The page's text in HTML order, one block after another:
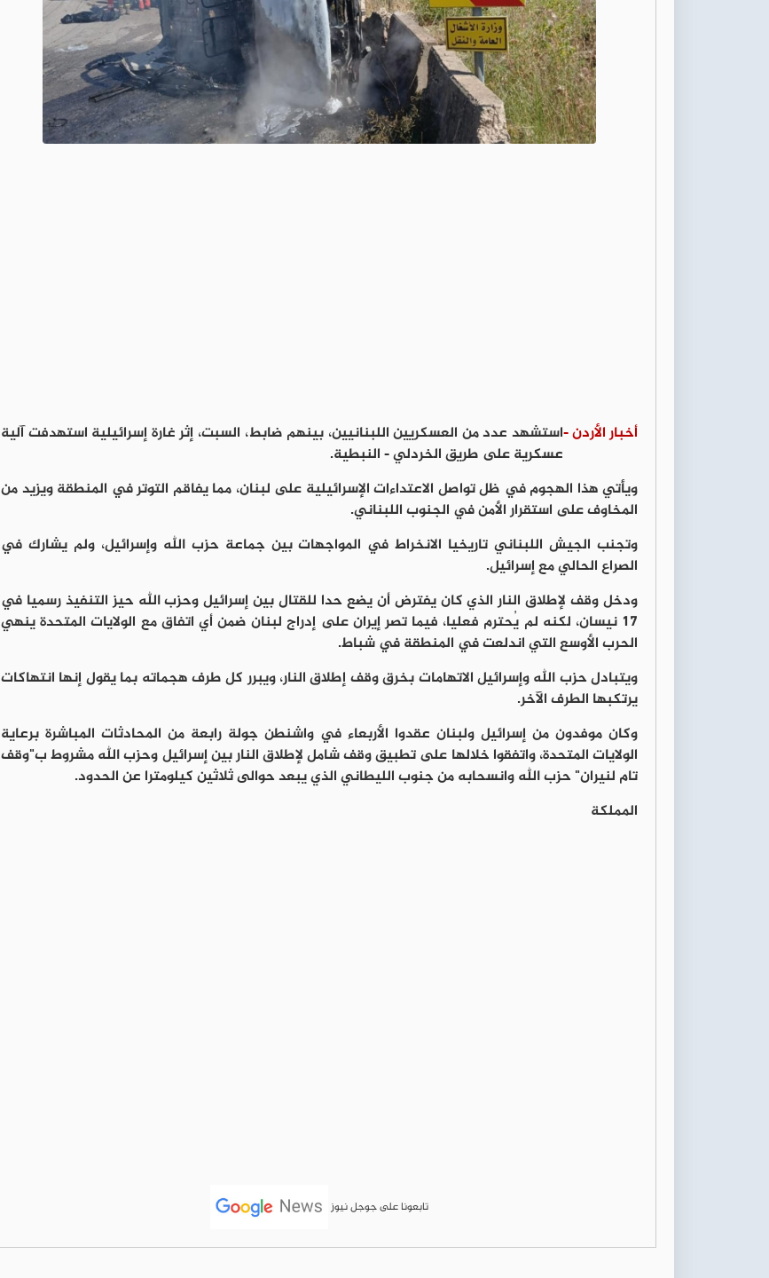
أخبار الأردن -استشهد عدد من العسكريين اللبنانيين، بينهم ضابط، السبت، إثر غارة إسرائيلية استهدفت آلية
عسكرية على طريق الخردلي - النبطية.
ويأتي هذا الهجوم في ظل تواصل الاعتداءات الإسرائيلية على لبنان، مما يفاقم التوتر في المنطقة ويزيد من
المخاوف على استقرار الأمن في الجنوب اللبناني.
وتجنب الجيش اللبناني تاريخيا الانخراط في المواجهات بين جماعة حزب الله وإسرائيل، ولم يشارك في
الصراع الحالي مع إسرائيل.
ودخل وقف لإطلاق النار الذي كان يفترض أن يضع حدا للقتال بين إسرائيل وحزب الله حيز التنفيذ رسميا في
17 نيسان، لكنه لم يُحترم فعليا، فيما تصر إيران على إدراج لبنان ضمن أي اتفاق مع الولايات المتحدة ينهي
الحرب الأوسع التي اندلعت في المنطقة في شباط.
ويتبادل حزب الله وإسرائيل الاتهامات بخرق وقف إطلاق النار، ويبرر كل طرف هجماته بما يقول إنها انتهاكات
يرتكبها الطرف الآخر.
وكان موفدون من إسرائيل ولبنان عقدوا الأربعاء في واشنطن جولة رابعة من المحادثات المباشرة برعاية
الولايات المتحدة، واتفقوا خلالها على تطبيق وقف شامل لإطلاق النار بين إسرائيل وحزب الله مشروط ب"وقف
تام لنيران" حزب الله وانسحابه من جنوب الليطاني الذي يبعد حوالى ثلاثين كيلومترا عن الحدود.
المملكة
تابعونا على جوجل نيوز